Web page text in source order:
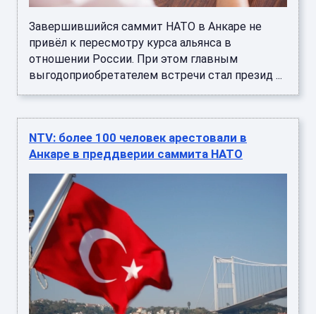
Завершившийся саммит НАТО в Анкаре не
привёл к пересмотру курса альянса в
отношении России. При этом главным
выгодоприобретателем встречи стал презид ...
NTV: более 100 человек арестовали в
Анкаре в преддверии саммита НАТО